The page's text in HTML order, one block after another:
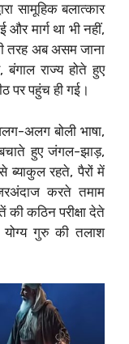
सामूहिक बलात्कार
मार्ग था भी नहीं,
तरह अब असम जाना
बंगाल राज्य होते हुए
पर पहुंच ही गई।
अलग बोली भाषा,
हुए जंगल-झाड़,
ब्याकुल रहते, पैरों में
करते तमाम
की कठिन परीक्षा देते
योग्य गुरु की तलाश